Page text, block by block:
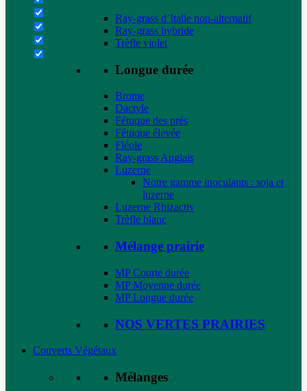
Ray-grass d’Italie non-alternatif
Ray-grass hybride
Trèfle violet
Longue durée
Brome
Dactyle
Fétuque des prés
Fétuque élevée
Fléole
Ray-grass Anglais
Luzerne
Notre gamme inoculants : soja et
luzerne
Luzerne Rhizactiv
Trèfle blanc
Mélange prairie
MP Courte durée
MP Moyenne durée
MP Longue durée
NOS VERTES PRAIRIES
Couverts Végétaux
Mélanges